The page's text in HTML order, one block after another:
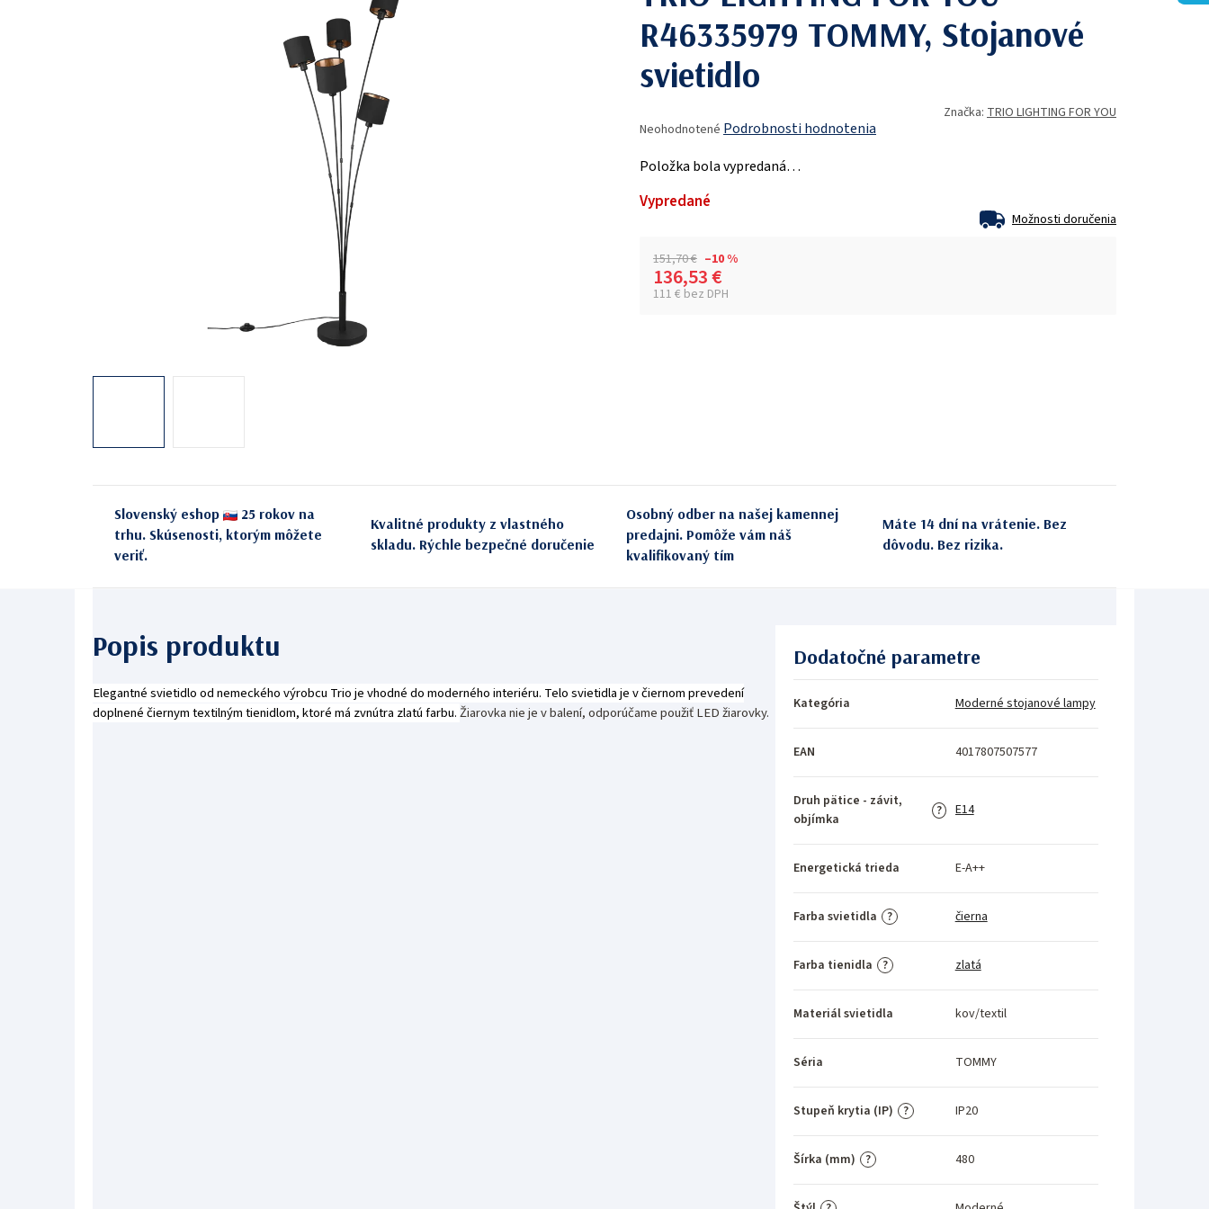
R46335979 TOMMY, Stojanové
svietidlo
hodnotenie
je
0,0
z
hviezdičiek.
Neohodnotené Podrobnosti hodnotenia
Značka: TRIO LIGHTING FOR YOU
Položka bola vypredaná…
Vypredané
Možnosti doručenia
151,70 € –10 %
136,53 €
111 € bez DPH
Slovenský eshop
25 rokov na
trhu. Skúsenosti, ktorým môžete
veriť.
Kvalitné produkty z vlastného
skladu. Rýchle bezpečné doručenie
Osobný odber na našej kamennej
predajni. Pomôže vám náš
kvalifikovaný tím
Máte 14 dní na vrátenie. Bez
dôvodu. Bez rizika.
Elegantné svietidlo od nemeckého výrobcu Trio je vhodné do moderného interiéru. Telo svietidla je v čiernom prevedení
doplnené čiernym textilným tienidlom, ktoré má zvnútra zlatú farbu.Žiarovka nie je v balení, odporúčame použiť LED žiarovky.
Dodatočné parametre
Kategória Moderné stojanové lampy
EAN 4017807507577
?
Druh pätice - závit,
objímka
E14
Energetická trieda E-A++
?
Farba svietidla čierna
?
Farba tienidla zlatá
Materiál svietidla kov/textil
Séria TOMMY
?
Stupeň krytia (IP) IP20
?
Šírka (mm) 480